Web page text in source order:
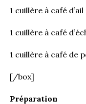
1 cuillère à café
1 cuillère à café
1 cuillère à café de
[/box]
Préparation